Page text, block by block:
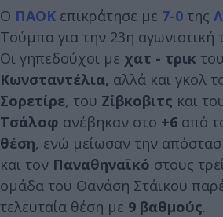
Ο ΠΑΟΚ επικράτησε με 7-0 της
Τούμπα για την 23η αγωνιστική
Oι γηπεδούχοι με χατ - τρικ του
Κωνσταντέλια, αλλά και γκολ
Σορετίρε, του Ζίβκοβιτς και
Τσάλοφ ανέβηκαν στο +6 από
θέση, ενώ μείωσαν την
και τον Παναθηναϊκό στους
ομάδα του Θανάση Στάικου
τελευταία θέση με 9 βαθμούς.